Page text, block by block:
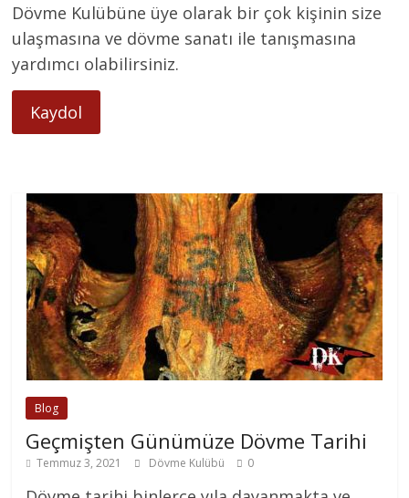
Dövme Kulübüne üye olarak bir çok kişinin size
ulaşmasına ve dövme sanatı ile tanışmasına
yardımcı olabilirsiniz.
Kaydol
Blog
Geçmişten Günümüze Dövme Tarihi
Temmuz 3, 2021 Dövme Kulübü 0